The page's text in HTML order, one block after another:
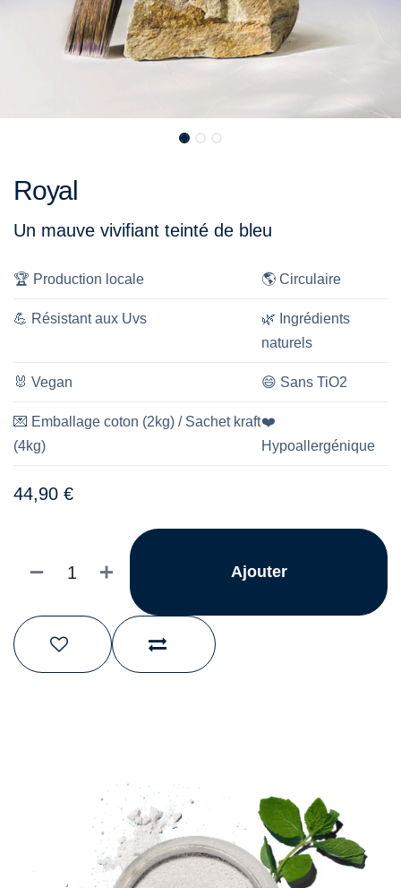
Royal
Un mauve vivifiant teinté de bleu
🏆 Production locale 🌎 Circulaire
💪 Résistant aux Uvs 🌿 Ingrédients
naturels
🐰 Vegan 😄 Sans TiO2
💌 Emballage coton (2kg) / Sachet kraft
(4kg)
❤️
Hypoallergénique
44,90 €
Ajouter